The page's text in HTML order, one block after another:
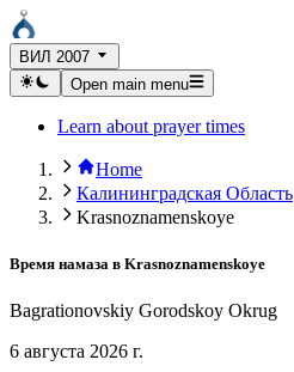
ВИЛ 2007
Open main menu
Learn about prayer times
Home
Калининградская Область
Krasnoznamenskoye
Время намаза в Krasnoznamenskoye
Bagrationovskiy Gorodskoy Okrug
6 августа 2026 г.